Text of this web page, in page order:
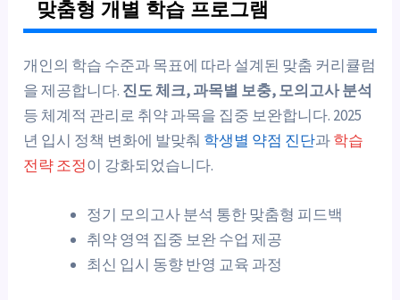
맞춤형 개별 학습 프로그램
개인의 학습 수준과 목표에 따라 설계된 맞춤 커리큘럼
을 제공합니다. 진도 체크, 과목별 보충, 모의고사 분석
등 체계적 관리로 취약 과목을 집중 보완합니다. 2025
년 입시 정책 변화에 발맞춰 학생별 약점 진단과학습
전략 조정이 강화되었습니다.
정기 모의고사 분석 통한 맞춤형 피드백
취약 영역 집중 보완 수업 제공
최신 입시 동향 반영 교육 과정